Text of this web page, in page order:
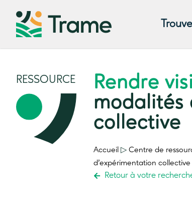
RESSOURCE Rendre
modalités
collective
Accueil ▷ Centre de
d’expérimentation collective
Retour à votre